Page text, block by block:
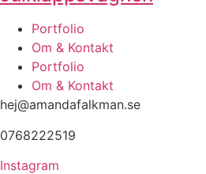
Portfolio
Om & Kontakt
Portfolio
Om & Kontakt
hej@amandafalkman.se
0768222519
Instagram